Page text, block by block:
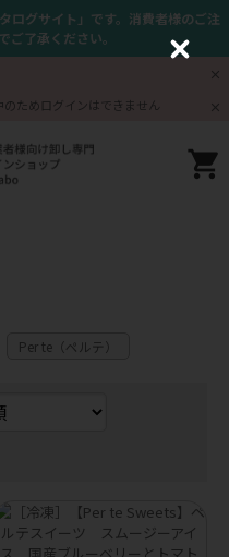
ログサイト」です。消費者様のご注
ご了承ください。
ためログインはできません
Per te（ペルテ）
C